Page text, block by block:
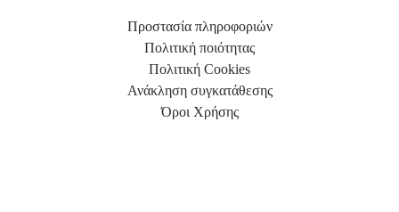
Προστασία πληροφοριών
Πολιτική ποιότητας
Πολιτική Cookies
Ανάκληση συγκατάθεσης
Όροι Χρήσης